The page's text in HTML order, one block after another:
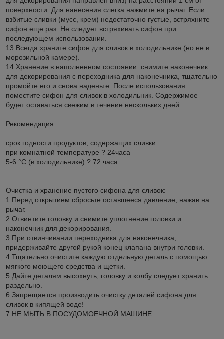
поверхности. Для нанесения слегка нажмите на рычаг. Если
взбитые сливки (мусс, крем) недостаточно густые, встряхните
сифон еще раз. Не следует встряхивать сифон при
последующем использовании.
13.Всегда храните сифон для сливок в холодильнике (но не в
морозильной камере).
14.Хранение в наполненном состоянии: снимите наконечник
для декорирования с переходника для наконечника, тщательно
промойте его и снова наденьте. После использования
поместите сифон для сливок в холодильник. Содержимое
будет оставаться свежим в течение нескольких дней.
Рекомендация:
срок годности продуктов, содержащих сливки:
при комнатной температуре ? 24часа
5-6 °C (в холодильнике) ? 72 часа
Очистка и хранение пустого сифона для сливок:
1.Перед открытием сбросьте оставшееся давление, нажав на
рычаг.
2.Отвинтите головку и снимите уплотнение головки и
наконечник для декорирования.
3.При отвинчивании переходника для наконечника,
придерживайте другой рукой конец клапана внутри головки.
4.Тщательно очистите каждую отдельную деталь с помощью
мягкого моющего средства и щетки.
5.Дайте деталям высохнуть; головку и колбу следует хранить
раздельно.
6.Запрещается производить очистку деталей сифона для
сливок в кипящей воде!
7.НЕ МЫТЬ В ПОСУДОМОЕЧНОЙ МАШИНЕ.